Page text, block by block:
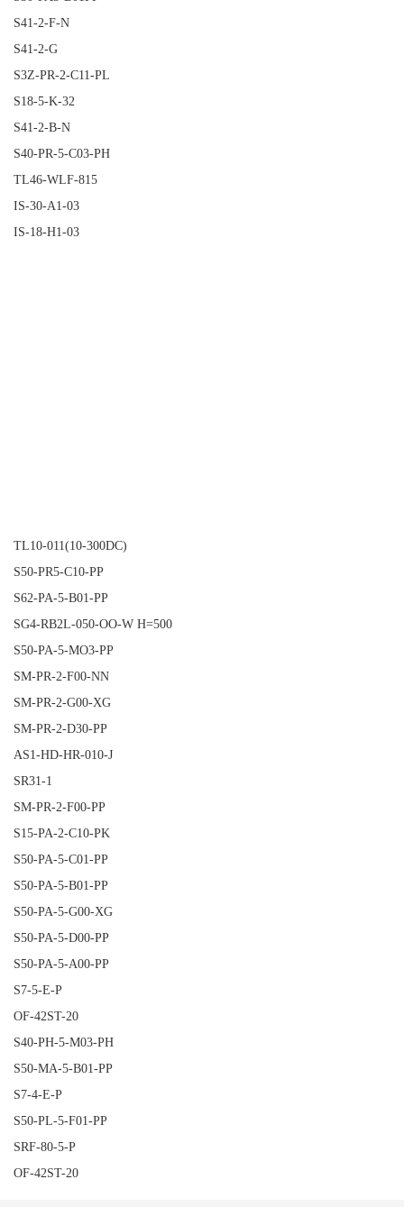
S41-2-F-N
S41-2-G
S3Z-PR-2-C11-PL
S18-5-K-32
S41-2-B-N
S40-PR-5-C03-PH
TL46-WLF-815
IS-30-A1-03
IS-18-H1-03
TL10-011(10-300DC)
S50-PR5-C10-PP
S62-PA-5-B01-PP
SG4-RB2L-050-OO-W H=500
S50-PA-5-MO3-PP
SM-PR-2-F00-NN
SM-PR-2-G00-XG
SM-PR-2-D30-PP
AS1-HD-HR-010-J
SR31-1
SM-PR-2-F00-PP
S15-PA-2-C10-PK
S50-PA-5-C01-PP
S50-PA-5-B01-PP
S50-PA-5-G00-XG
S50-PA-5-D00-PP
S50-PA-5-A00-PP
S7-5-E-P
OF-42ST-20
S40-PH-5-M03-PH
S50-MA-5-B01-PP
S7-4-E-P
S50-PL-5-F01-PP
SRF-80-5-P
OF-42ST-20